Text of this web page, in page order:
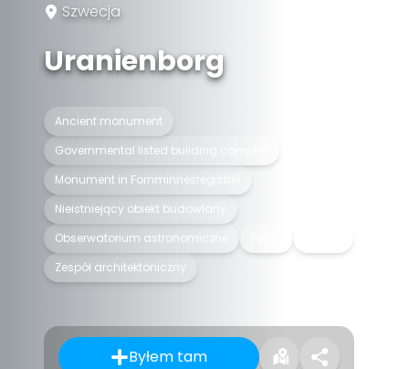
Szwecja
Uranienborg
Ancient monument
Governmental listed building complex
Monument in Fornminnesregistret
Nieistniejący obiekt budowlany
Obserwatorium astronomiczne
Zespół architektoniczny
Byłem tam